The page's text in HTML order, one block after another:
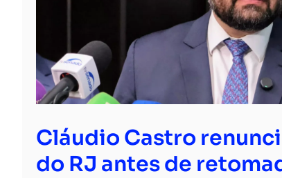
Cláudio Castro
do RJ antes de